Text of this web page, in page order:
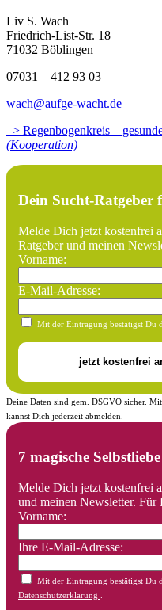
Liv S. Wach
Friedrich-List-Str. 18
71032 Böblingen
07031 – 412 93 03
wach@aufge-wacht.de
–> Regenbogenkreis –
(Kooperation)
Dein Sucht-Ratgeber
Melde Dich jetzt kostenfrei
Ratgeber und meinen
Vorname:
E-Mail-Adresse:
Mit der Eintragung bestätigst Du
Deine Daten sind gem. DSGVO sicher.
kannst Dich jederzeit abmelden.
7 magische
Melde Dich jetzt kostenfrei
und meinen Newsletter.
Vorname:
Ihre E-Mail-Adresse:
Mit der Eintragung bestätigst Du
Datenschutzerklärung